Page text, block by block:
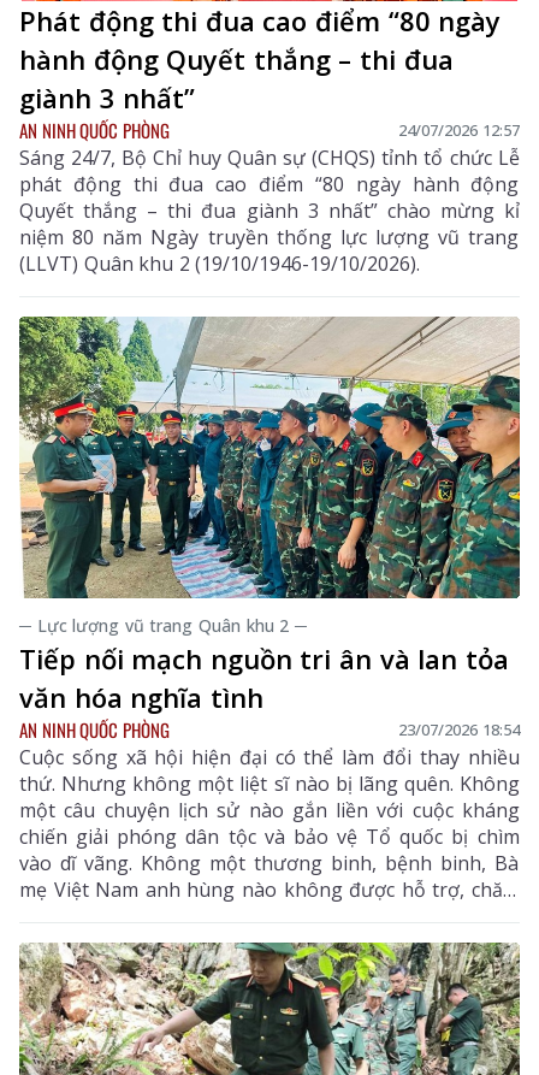
Phát động thi đua cao điểm “80 ngày
hành động Quyết thắng – thi đua
giành 3 nhất”
AN NINH QUỐC PHÒNG 24/07/2026 12:57
Sáng 24/7, Bộ Chỉ huy Quân sự (CHQS) tỉnh tổ chức Lễ
phát động thi đua cao điểm “80 ngày hành động
Quyết thắng – thi đua giành 3 nhất” chào mừng kỉ
niệm 80 năm Ngày truyền thống lực lượng vũ trang
(LLVT) Quân khu 2 (19/10/1946-19/10/2026).
─ Lực lượng vũ trang Quân khu 2 ─
Tiếp nối mạch nguồn tri ân và lan tỏa
văn hóa nghĩa tình
AN NINH QUỐC PHÒNG 23/07/2026 18:54
Cuộc sống xã hội hiện đại có thể làm đổi thay nhiều
thứ. Nhưng không một liệt sĩ nào bị lãng quên. Không
một câu chuyện lịch sử nào gắn liền với cuộc kháng
chiến giải phóng dân tộc và bảo vệ Tổ quốc bị chìm
vào dĩ vãng. Không một thương binh, bệnh binh, Bà
mẹ Việt Nam anh hùng nào không được hỗ trợ, chăm
sóc, phụng dưỡng. Và không một người có công nào
trên địa bàn Tây Bắc bị bỏ lại phía sau.